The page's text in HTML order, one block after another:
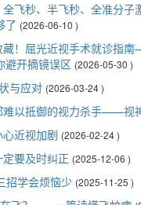
飞秒、半飞秒、全准分子
了 (2026-06-10 )
藏！屈光近视手术就诊指
避开摘镜误区 (2026-05-30 )
与应对 (2026-03-24 )
难以抵御的视力杀手——视
近视加剧 (2026-02-24 )
要及时纠正 (2025-12-06 )
招学会烦恼少 (2025-11-25 )